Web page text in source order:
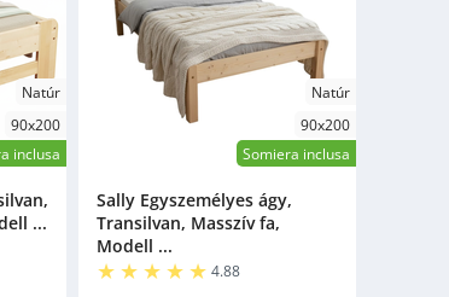
Natúr
90x200
inclusa
...
Natúr
90x200
Somiera inclusa
Sally Egyszemélyes ágy,
Transilvan, Masszív fa,
Modell ...
4.88